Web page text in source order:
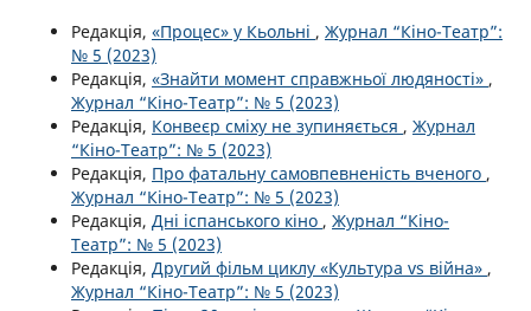
Редакція, «Процес» у Кьольні , Журнал “Кіно-Театр”:
№ 5 (2023)
Редакція, «Знайти момент справжньої людяності» ,
Журнал “Кіно-Театр”: № 5 (2023)
Редакція, Конвеєр сміху не зупиняється , Журнал
“Кіно-Театр”: № 5 (2023)
Редакція, Про фатальну самовпевненість вченого ,
Журнал “Кіно-Театр”: № 5 (2023)
Редакція, Дні іспанського кіно , Журнал “Кіно-
Театр”: № 5 (2023)
Редакція, Другий фільм циклу «Культура vs війна» ,
Журнал “Кіно-Театр”: № 5 (2023)